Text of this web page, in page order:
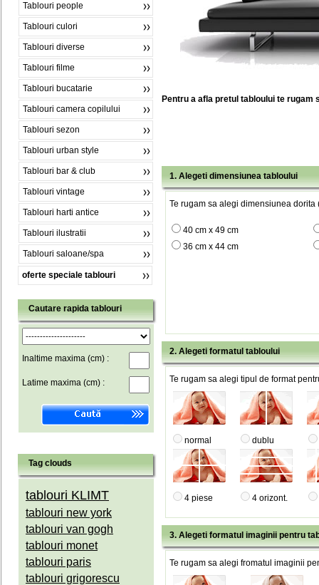
Tablouri people
Tablouri culori
Tablouri diverse
Tablouri filme
Tablouri bucatarie
Tablouri camera copilului
Tablouri sezon
Tablouri urban style
Tablouri bar & club
Tablouri vintage
Tablouri harti antice
Tablouri ilustratii
Tablouri saloane/spa
oferte speciale tablouri
Cautare rapida tablouri
Inaltime maxima (cm) :
Latime maxima (cm) :
Tag clouds
tablouri KLIMT
tablouri new york
tablouri van gogh
tablouri monet
tablouri paris
tablouri grigorescu
Pentru a afla pretul tabloului te rugam
1. Alegeti dimensiunea tabloului
Te rugam sa alegi dimensiunea dorita
40 cm x 49 cm
36 cm x 44 cm
2. Alegeti formatul tabloului
Te rugam sa alegi tipul de format
normal dublu
4 piese 4 orizont.
3. Alegeti formatul imaginii pentru
Te rugam sa alegi fromatul imaginii